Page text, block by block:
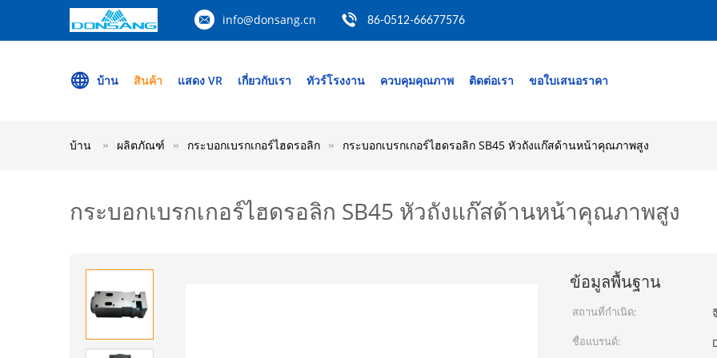
info@donsang.cn 86-0512-66677576
บ้าน สินค้า แสดง VR เกี่ยวกับเรา ทัวร์โรงงาน ควบคุมคุณภาพ ติดต่อเรา ขอใบเสนอราคา
บ้าน ผลิตภัณฑ์ กระบอกเบรกเกอร์ไฮดรอลิก กระบอกเบรกเกอร์ไฮดรอลิก SB45 หัวถังแก๊สด้านหน้าคุณภาพสูง
กระบอกเบรกเกอร์ไฮดรอลิก SB45 หัวถังแก๊สด้านหน้าคุณภาพสูง
ข้อมูลพื้นฐาน
สถานที่กำเนิด:
ชื่อแบรนด์: